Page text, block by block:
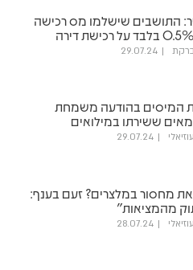
התושבים שישלמו מס רכישה
29.07.24
המיסים בהודעה משמחת
ששירתו במילואים
29.07.24
מחסור במלצרים? זעם בענף:
מהמציאות"
28.07.24